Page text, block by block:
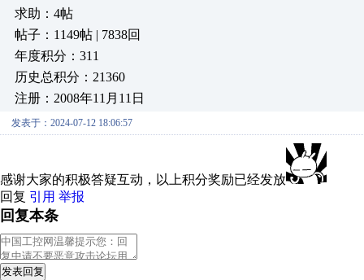
求助：4帖
帖子：1149帖 | 7838回
年度积分：311
历史总积分：21360
注册：2008年11月11日
发表于：2024-07-12 18:06:57
感谢大家的积极答疑互动，以上积分奖励已经发放
回复 引用 举报
回复本条
发表回复